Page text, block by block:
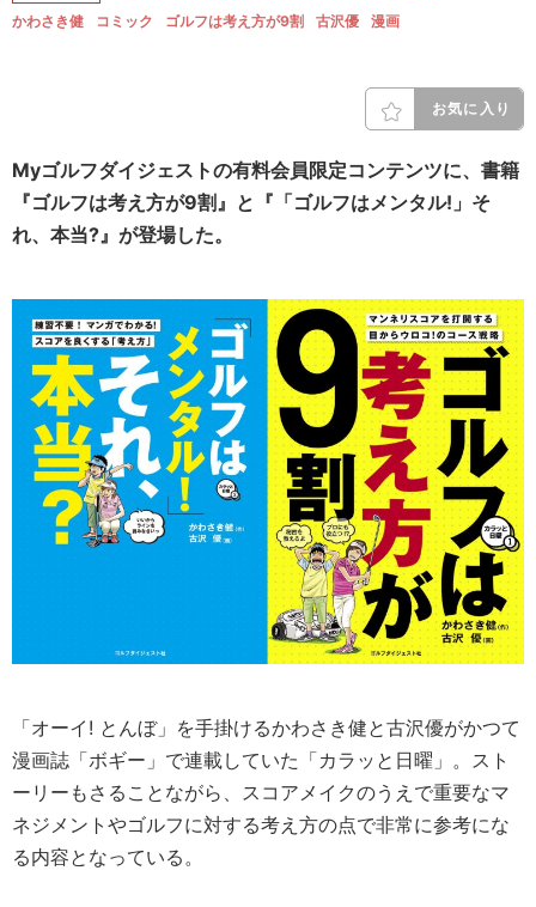
かわさき健
コミック ゴルフは考え方が9割 古沢優 漫画
お気に入り
Myゴルフダイジェストの有料会員限定コンテンツに、書籍
『ゴルフは考え方が9割』と『「ゴルフはメンタル!」そ
れ、本当?』が登場した。
「オーイ! とんぼ」を手掛けるかわさき健と古沢優がかつて
漫画誌「ボギー」で連載していた「カラッと日曜」。スト
ーリーもさることながら、スコアメイクのうえで重要なマ
ネジメントやゴルフに対する考え方の点で非常に参考にな
る内容となっている。